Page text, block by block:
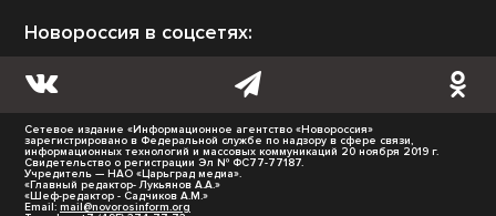
Новороссия в соцсетях:
Сетевое издание «Информационное агентство «Новороссия»
зарегистрировано в Федеральной службе по надзору в сфере связи,
информационных технологий и массовых коммуникаций 20 ноября 2019 г.
Свидетельство о регистрации Эл № ФС77-77187.
Учредитель — НАО «Царьград медиа».
«Главный редактор- Лукьянов А.А.»
«Шеф-редактор - Садчиков А.М.»
Email: mail@novorosinform.org